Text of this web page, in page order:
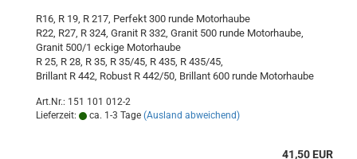
R16, R 19, R 217, Perfekt 300 runde Motorhaube
R22, R27, R 324, Granit R 332, Granit 500 runde Motorhaube,
Granit 500/1 eckige Motorhaube
R 25, R 28, R 35, R 35/45, R 435, R 435/45,
Brillant R 442, Robust R 442/50, Brillant 600 runde Motorhaube
Art.Nr.: 151 101 012-2
Lieferzeit:
ca. 1-3 Tage (Ausland abweichend)
41,50 EUR